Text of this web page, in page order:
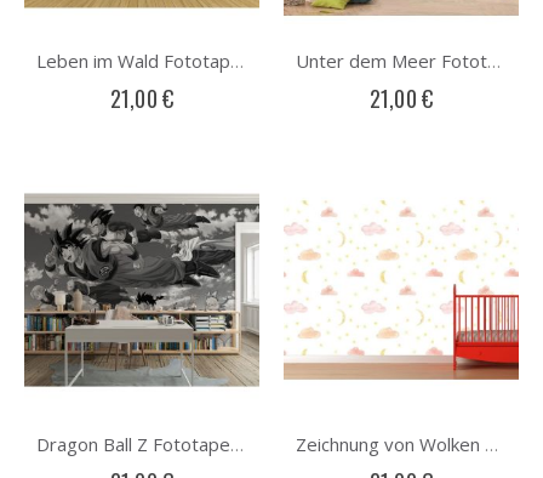
Leben im Wald Fototapete
21,00 €
Unter dem Meer Fototapete
21,00 €
Dragon Ball Z Fototapete Zeichnung von Wolken und Mond Fototapete